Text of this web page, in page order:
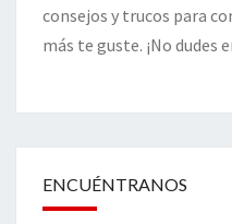
consejos y trucos para
más te guste. ¡No dudes
ENCUÉNTRANOS